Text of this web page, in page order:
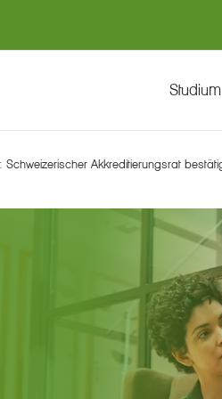
Studium
Akkreditierungsrat